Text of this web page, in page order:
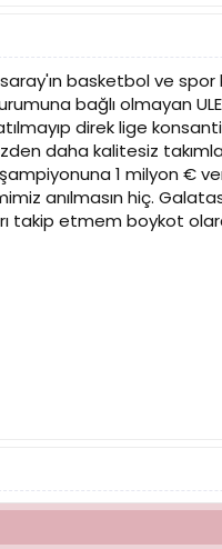
basketbol ve
bağlı olmayan
direk lige
daha kalitesiz
1 milyon €
anılmasın hiç.
takip etmem boykot